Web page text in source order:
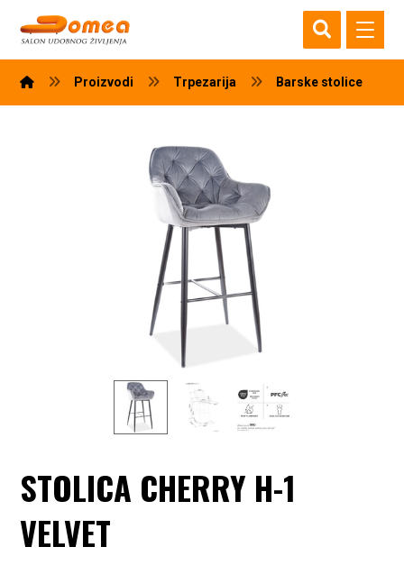
Proizvodi Trpezarija Barske stolice
STOLICA CHERRY H-1
VELVET